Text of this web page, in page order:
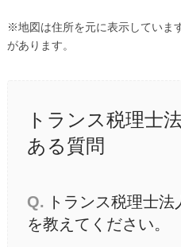
※地図は住所を元に表示していま
があります。
トランス税理士
ある質問
Q. トランス税理士
を教えてください。